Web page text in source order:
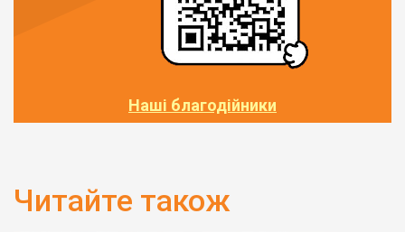
Наші благодійники
Читайте також